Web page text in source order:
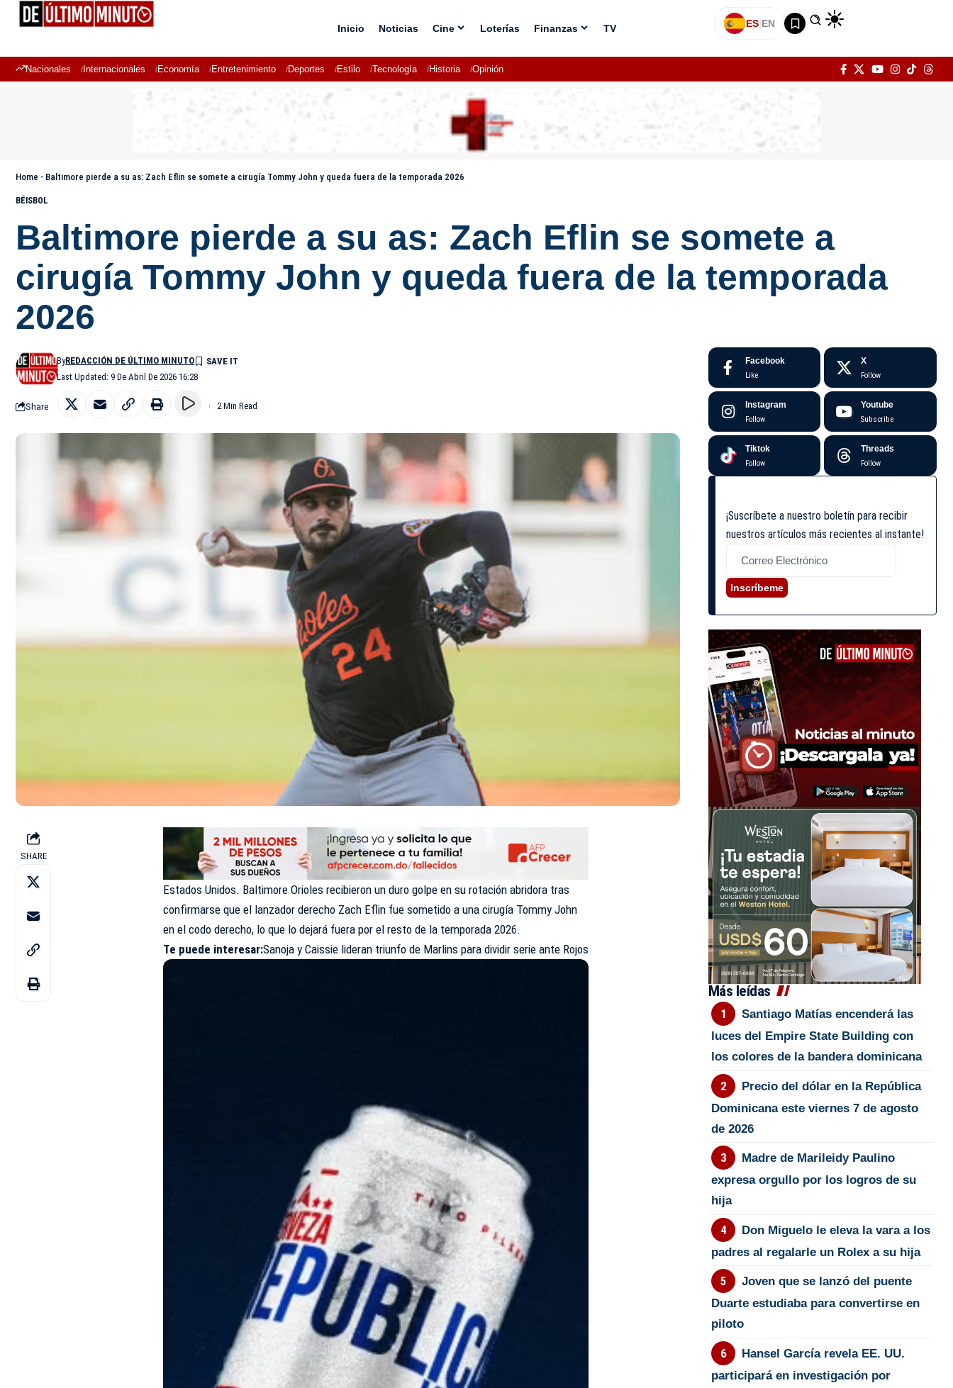
Inicio Noticias Cine Loterías Finanzas TV ES|EN
Nacionales Internacionales Economía Entretenimiento Deportes Estilo Tecnología Historia Opinión
Home - Baltimore pierde a su as: Zach Eflin se somete a cirugía Tommy John y queda fuera de la temporada 2026
BÉISBOL
Baltimore pierde a su as: Zach Eflin se somete a
cirugía Tommy John y queda fuera de la temporada
2026
Last Updated: 9 De Abril De 2026 16:28
ByREDACCIÓN DE ÚLTIMO MINUTO
Share 2 Min Read
SHARE
Estados Unidos. Baltimore Orioles recibieron un duro golpe en su rotación abridora tras
confirmarse que el lanzador derecho Zach Eflin fue sometido a una cirugía Tommy John
en el codo derecho, lo que lo dejará fuera por el resto de la temporada 2026.
Te puede interesar:Sanoja y Caissie lideran triunfo de Marlins para dividir serie ante Rojos
Facebook
Like
X
Follow
Instagram
Follow
Youtube
Subscribe
Tiktok
Follow
Threads
Follow
¡Suscríbete a nuestro boletín para recibir
nuestros artículos más recientes al instante!
Inscríbeme
Más leídas
Santiago Matías encenderá las
luces del Empire State Building con
los colores de la bandera dominicana
Precio del dólar en la República
Dominicana este viernes 7 de agosto
de 2026
Madre de Marileidy Paulino
expresa orgullo por los logros de su
hija
Don Miguelo le eleva la vara a los
padres al regalarle un Rolex a su hija
Joven que se lanzó del puente
Duarte estudiaba para convertirse en
piloto
Hansel García revela EE. UU.
participará en investigación por